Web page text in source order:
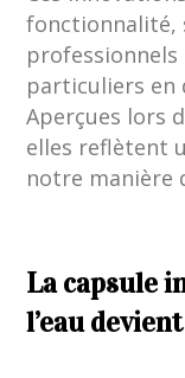
fonctionnalité,
professionnels
particuliers en
Aperçues lors
elles reflètent
notre manière
La capsule
l’eau